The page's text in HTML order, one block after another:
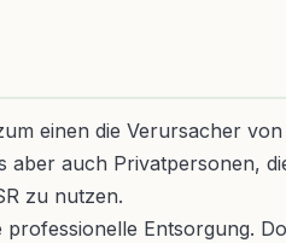
einen die Verursacher
aber auch Privatpersonen,
zu nutzen.
Entsorgung.